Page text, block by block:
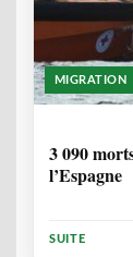
MIGRATION
3 090
l’Espagne
SUITE